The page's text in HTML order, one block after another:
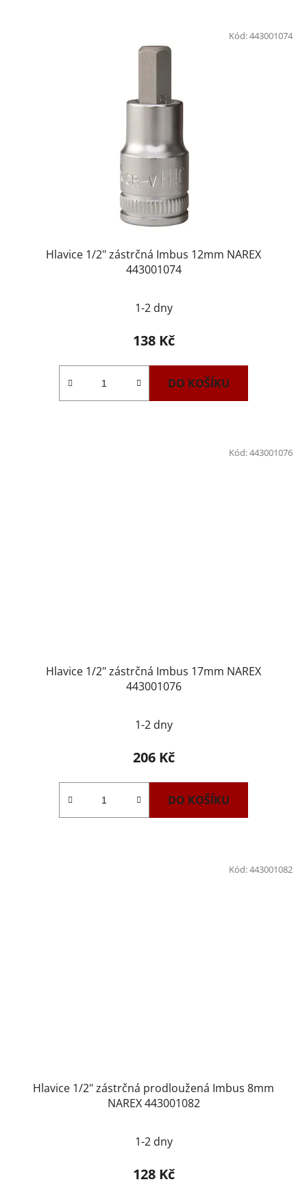
Hlavice 1/2" zástrčná Imbus 12mm NAREX
443001074
1-2 dny
138 Kč
DO KOŠÍKU
Kód:443001074
Hlavice 1/2" zástrčná Imbus 17mm NAREX
443001076
1-2 dny
206 Kč
DO KOŠÍKU
Kód:443001076
Hlavice 1/2" zástrčná prodloužená Imbus 8mm
NAREX 443001082
1-2 dny
128 Kč
Kód:443001082